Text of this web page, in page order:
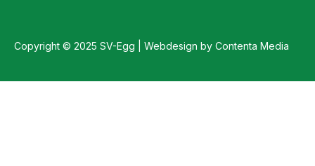
Copyright © 2025 SV-Egg | Webdesign by Contenta Media